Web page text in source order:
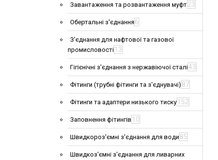
Завантаження та розвантаження муфт23
Обертальні з'єднання 6
З'єднання для нафтової та газової
промисловості 13
Гігієнічні з'єднання з нержавіючої сталі43
Фітинги (трубні фітинги та з'єднувачі) 87
Фітинги та адаптери низького тиску 152
Заповнення фітингів 10
Швидкороз'ємні з'єднання для води 85
Швидкоз'ємні з'єднання для ливарних